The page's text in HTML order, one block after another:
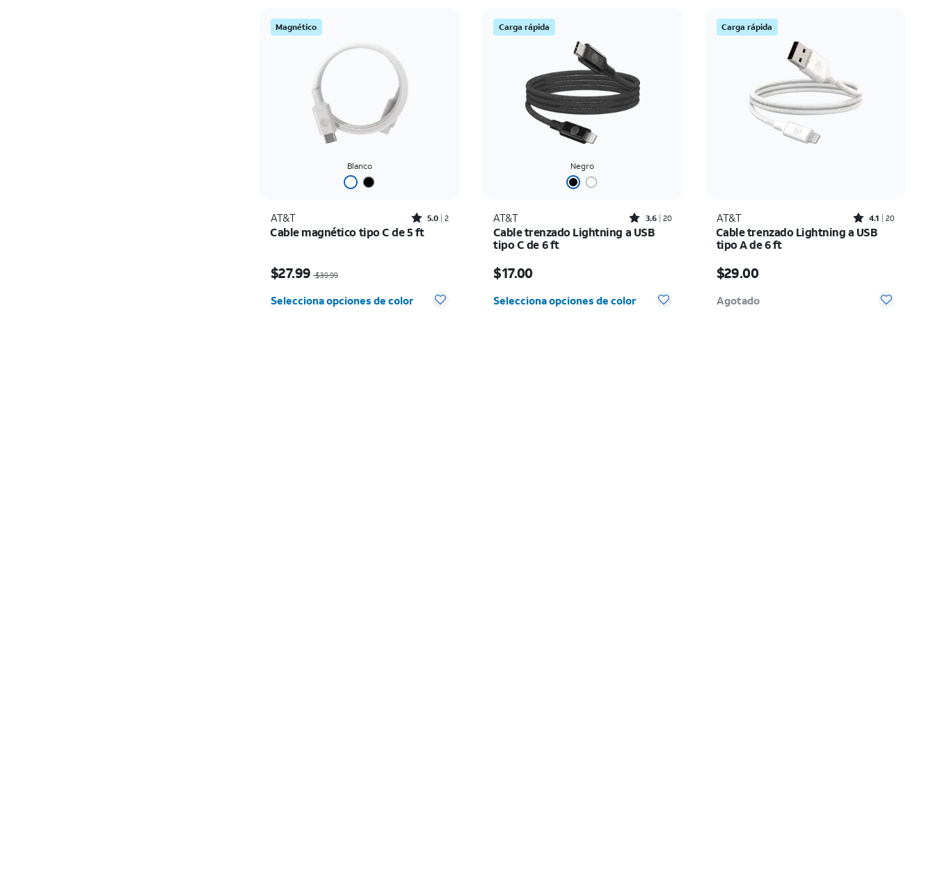
Magnético
Blanco
AT&T Rated5out of 5 stars with2reviews
5.0 2
Cable magnético tipo C de 5 ft
$27.99 $39.99
Selecciona opciones de color
Carga rápida
Negro
AT&T Rated3.6out of 5 stars with20reviews
3.6 20
Cable trenzado Lightning a USB
tipo C de 6 ft
$17.00
Selecciona opciones de color
Carga rápida
AT&T Rated4.1out of 5 stars with20reviews
4.1 20
Cable trenzado Lightning a USB
tipo A de 6 ft
$29.00
Agotado